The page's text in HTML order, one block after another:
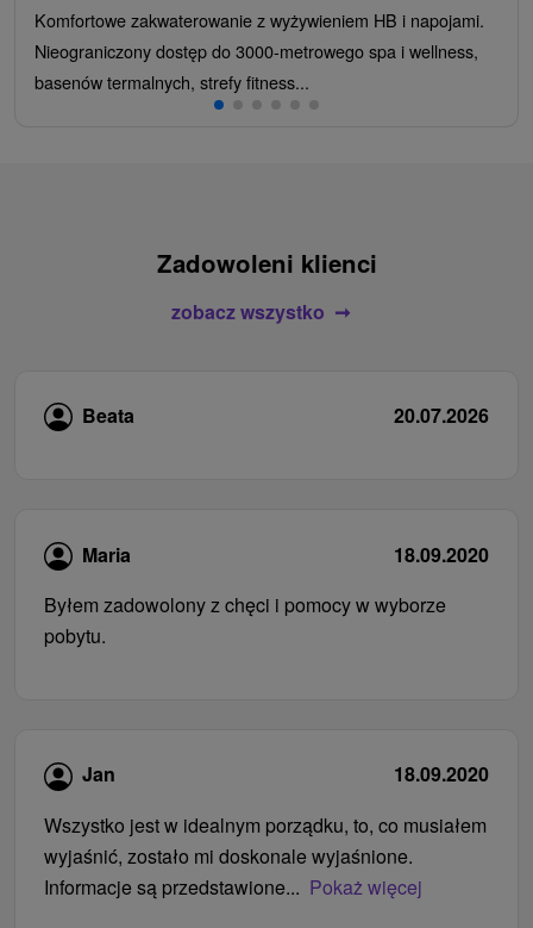
Komfortowe zakwaterowanie z wyżywieniem HB i napojami.
Nieograniczony dostęp do 3000-metrowego spa i wellness,
basenów termalnych, strefy fitness...
Zadowoleni klienci
zobacz wszystko
Beata 20.07.2026
Maria
18.09.2020
Byłem zadowolony z chęci i pomocy w wyborze
pobytu.
Jan
18.09.2020
Wszystko jest w idealnym porządku, to, co musiałem
wyjaśnić, zostało mi doskonale wyjaśnione.
Informacje są przedstawione... Pokaż więcej